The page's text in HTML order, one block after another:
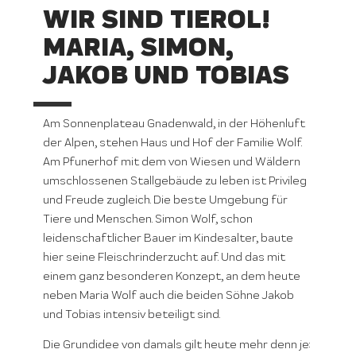
WIR SIND TIEROL!
MARIA, SIMON,
JAKOB UND TOBIAS
Am Sonnenplateau Gnadenwald, in der Höhenluft
der Alpen, stehen Haus und Hof der Familie Wolf.
Am Pfunerhof mit dem von Wiesen und Wäldern
umschlossenen Stallgebäude zu leben ist Privileg
und Freude zugleich. Die beste Umgebung für
Tiere und Menschen. Simon Wolf, schon
leidenschaftlicher Bauer im Kindesalter, baute
hier seine Fleischrinderzucht auf. Und das mit
einem ganz besonderen Konzept, an dem heute
neben Maria Wolf auch die beiden Söhne Jakob
und Tobias intensiv beteiligt sind.
Die Grundidee von damals gilt heute mehr denn je: